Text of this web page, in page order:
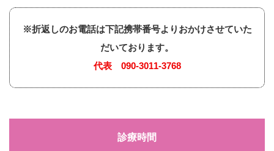
※折返しのお電話は下記携帯番号よりおかけさせていた
だいております。
代表 090-3011-3768
診療時間